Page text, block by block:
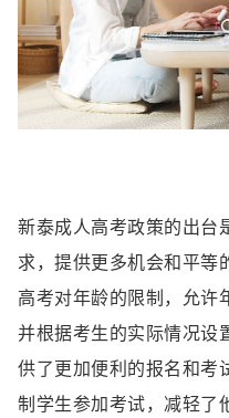
新泰成人高考政策的出台
求，提供更多机会和平等
高考对年龄的限制，允许
并根据考生的实际情况设
供了更加便利的报名和考
制学生参加考试，减轻了